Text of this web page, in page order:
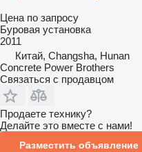
Цена по запросу
Буровая установка
2011
Китай, Changsha, Hunan
Concrete Power Brothers
Связаться с продавцом
Продаете технику?
Делайте это вместе с нами!
Разместить объявление